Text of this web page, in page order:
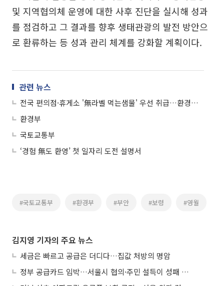
및 지역협의체 운영에 대한 사후 진단을 실시해 성과
를 점검하고 그 결과를 향후 생태관광의 발전 방안으
로 환류하는 등 성과 관리 체계를 강화할 계획이다.
관련 뉴스
전국 편의점·휴게소 '無라벨 먹는샘물' 우선 취급…환경부와 MOU
환경부
국토교통부
‘경험 無도 환영’ 첫 일자리 도전 설명서
#국토교통부 #환경부 #부안 #보령 #영월
김지영 기자의 주요 뉴스
세금은 빠르고 공급은 더디다…집값 처방의 명암
정부 공급카드 임박…서울시 협의·주민 설득이 성패 가른다